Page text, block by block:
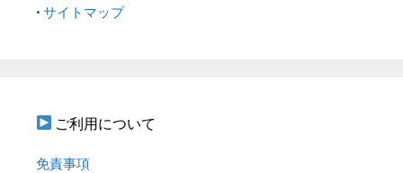
• サイトマップ
ご利用について
免責事項